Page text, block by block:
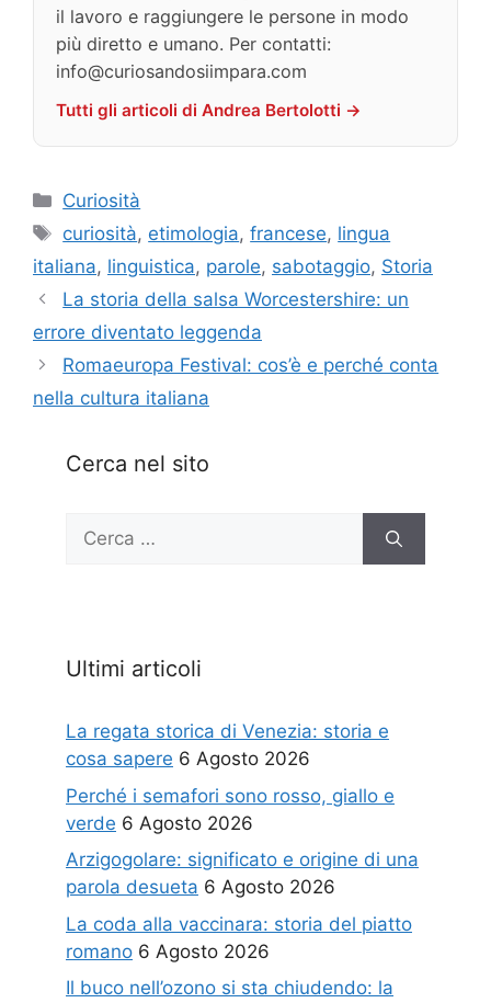
il lavoro e raggiungere le persone in modo
più diretto e umano. Per contatti:
info@curiosandosiimpara.com
Tutti gli articoli di Andrea Bertolotti →
Categorie
Curiosità
Tag
curiosità, etimologia,francese, lingua
italiana, linguistica, parole, sabotaggio, Storia
La storia della salsa Worcestershire: un
errore diventato leggenda
Romaeuropa Festival: cos’è e perché conta
nella cultura italiana
Cerca nel sito
Ricerca
Ultimi articoli
La regata storica di Venezia: storia e
cosa sapere 6 Agosto 2026
Perché i semafori sono rosso, giallo e
verde 6 Agosto 2026
Arzigogolare: significato e origine di una
parola desueta 6 Agosto 2026
La coda alla vaccinara: storia del piatto
romano 6 Agosto 2026
Il buco nell’ozono si sta chiudendo: la